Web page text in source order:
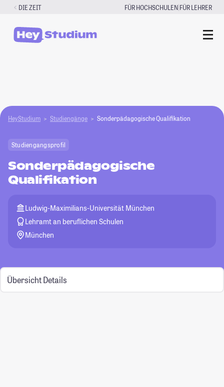
Zum
springen
DIE ZEIT FÜR HOCHSCHULEN|FÜR LEHRER
HeyStudium Studiengänge Sonderpädagogische Qualifikation
Studiengangsprofil
Sonderpädagogische
Qualifikation
Ludwig-Maximilians-Universität München
Lehramt an beruflichen Schulen
München
Übersicht Details